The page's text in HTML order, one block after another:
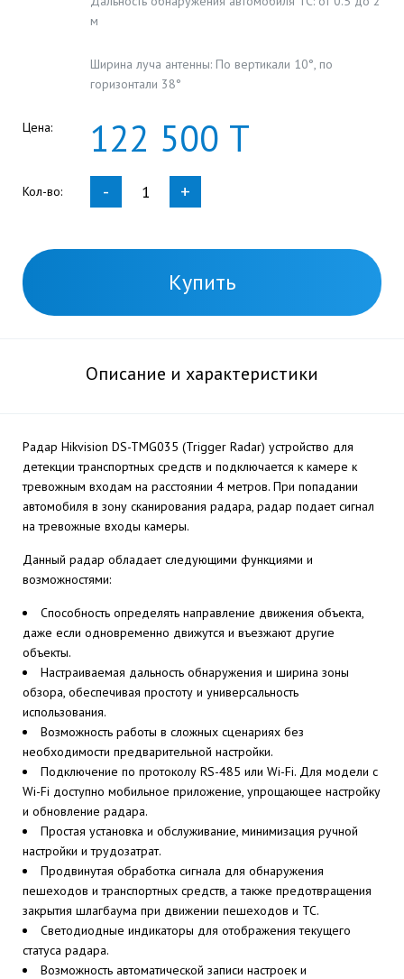
м
Ширина луча антенны: По вертикали 10°, по
горизонтали 38°
Цена: 122 500 Т
Кол-во: - +
Купить
Описание и характеристики
Радар Hikvision DS-TMG035 (Trigger Radar) устройство для
детекции транспортных средств и подключается к камере к
тревожным входам на расстоянии 4 метров. При попадании
автомобиля в зону сканирования радара, радар подает сигнал
на тревожные входы камеры.
Данный радар обладает следующими функциями и
возможностями:
Способность определять направление движения объекта,
даже если одновременно движутся и въезжают другие
объекты.
Настраиваемая дальность обнаружения и ширина зоны
обзора, обеспечивая простоту и универсальность
использования.
Возможность работы в сложных сценариях без
необходимости предварительной настройки.
Подключение по протоколу RS-485 или Wi-Fi. Для модели с
Wi-Fi доступно мобильное приложение, упрощающее настройку
и обновление радара.
Простая установка и обслуживание, минимизация ручной
настройки и трудозатрат.
Продвинутая обработка сигнала для обнаружения
пешеходов и транспортных средств, а также предотвращения
закрытия шлагбаума при движении пешеходов и ТС.
Светодиодные индикаторы для отображения текущего
статуса радара.
Возможность автоматической записи настроек и